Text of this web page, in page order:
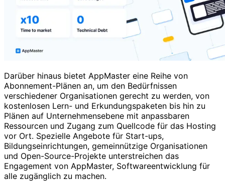
Darüber hinaus bietet AppMaster eine Reihe von
Abonnement-Plänen an, um den Bedürfnissen
verschiedener Organisationen gerecht zu werden, von
kostenlosen Lern- und Erkundungspaketen bis hin zu
Plänen auf Unternehmensebene mit anpassbaren
Ressourcen und Zugang zum Quellcode für das Hosting
vor Ort. Spezielle Angebote für Start-ups,
Bildungseinrichtungen, gemeinnützige Organisationen
und Open-Source-Projekte unterstreichen das
Engagement von AppMaster, Softwareentwicklung für
alle zugänglich zu machen.